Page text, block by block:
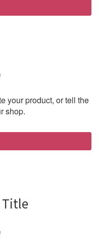
your product, or tell the
shop.
Title